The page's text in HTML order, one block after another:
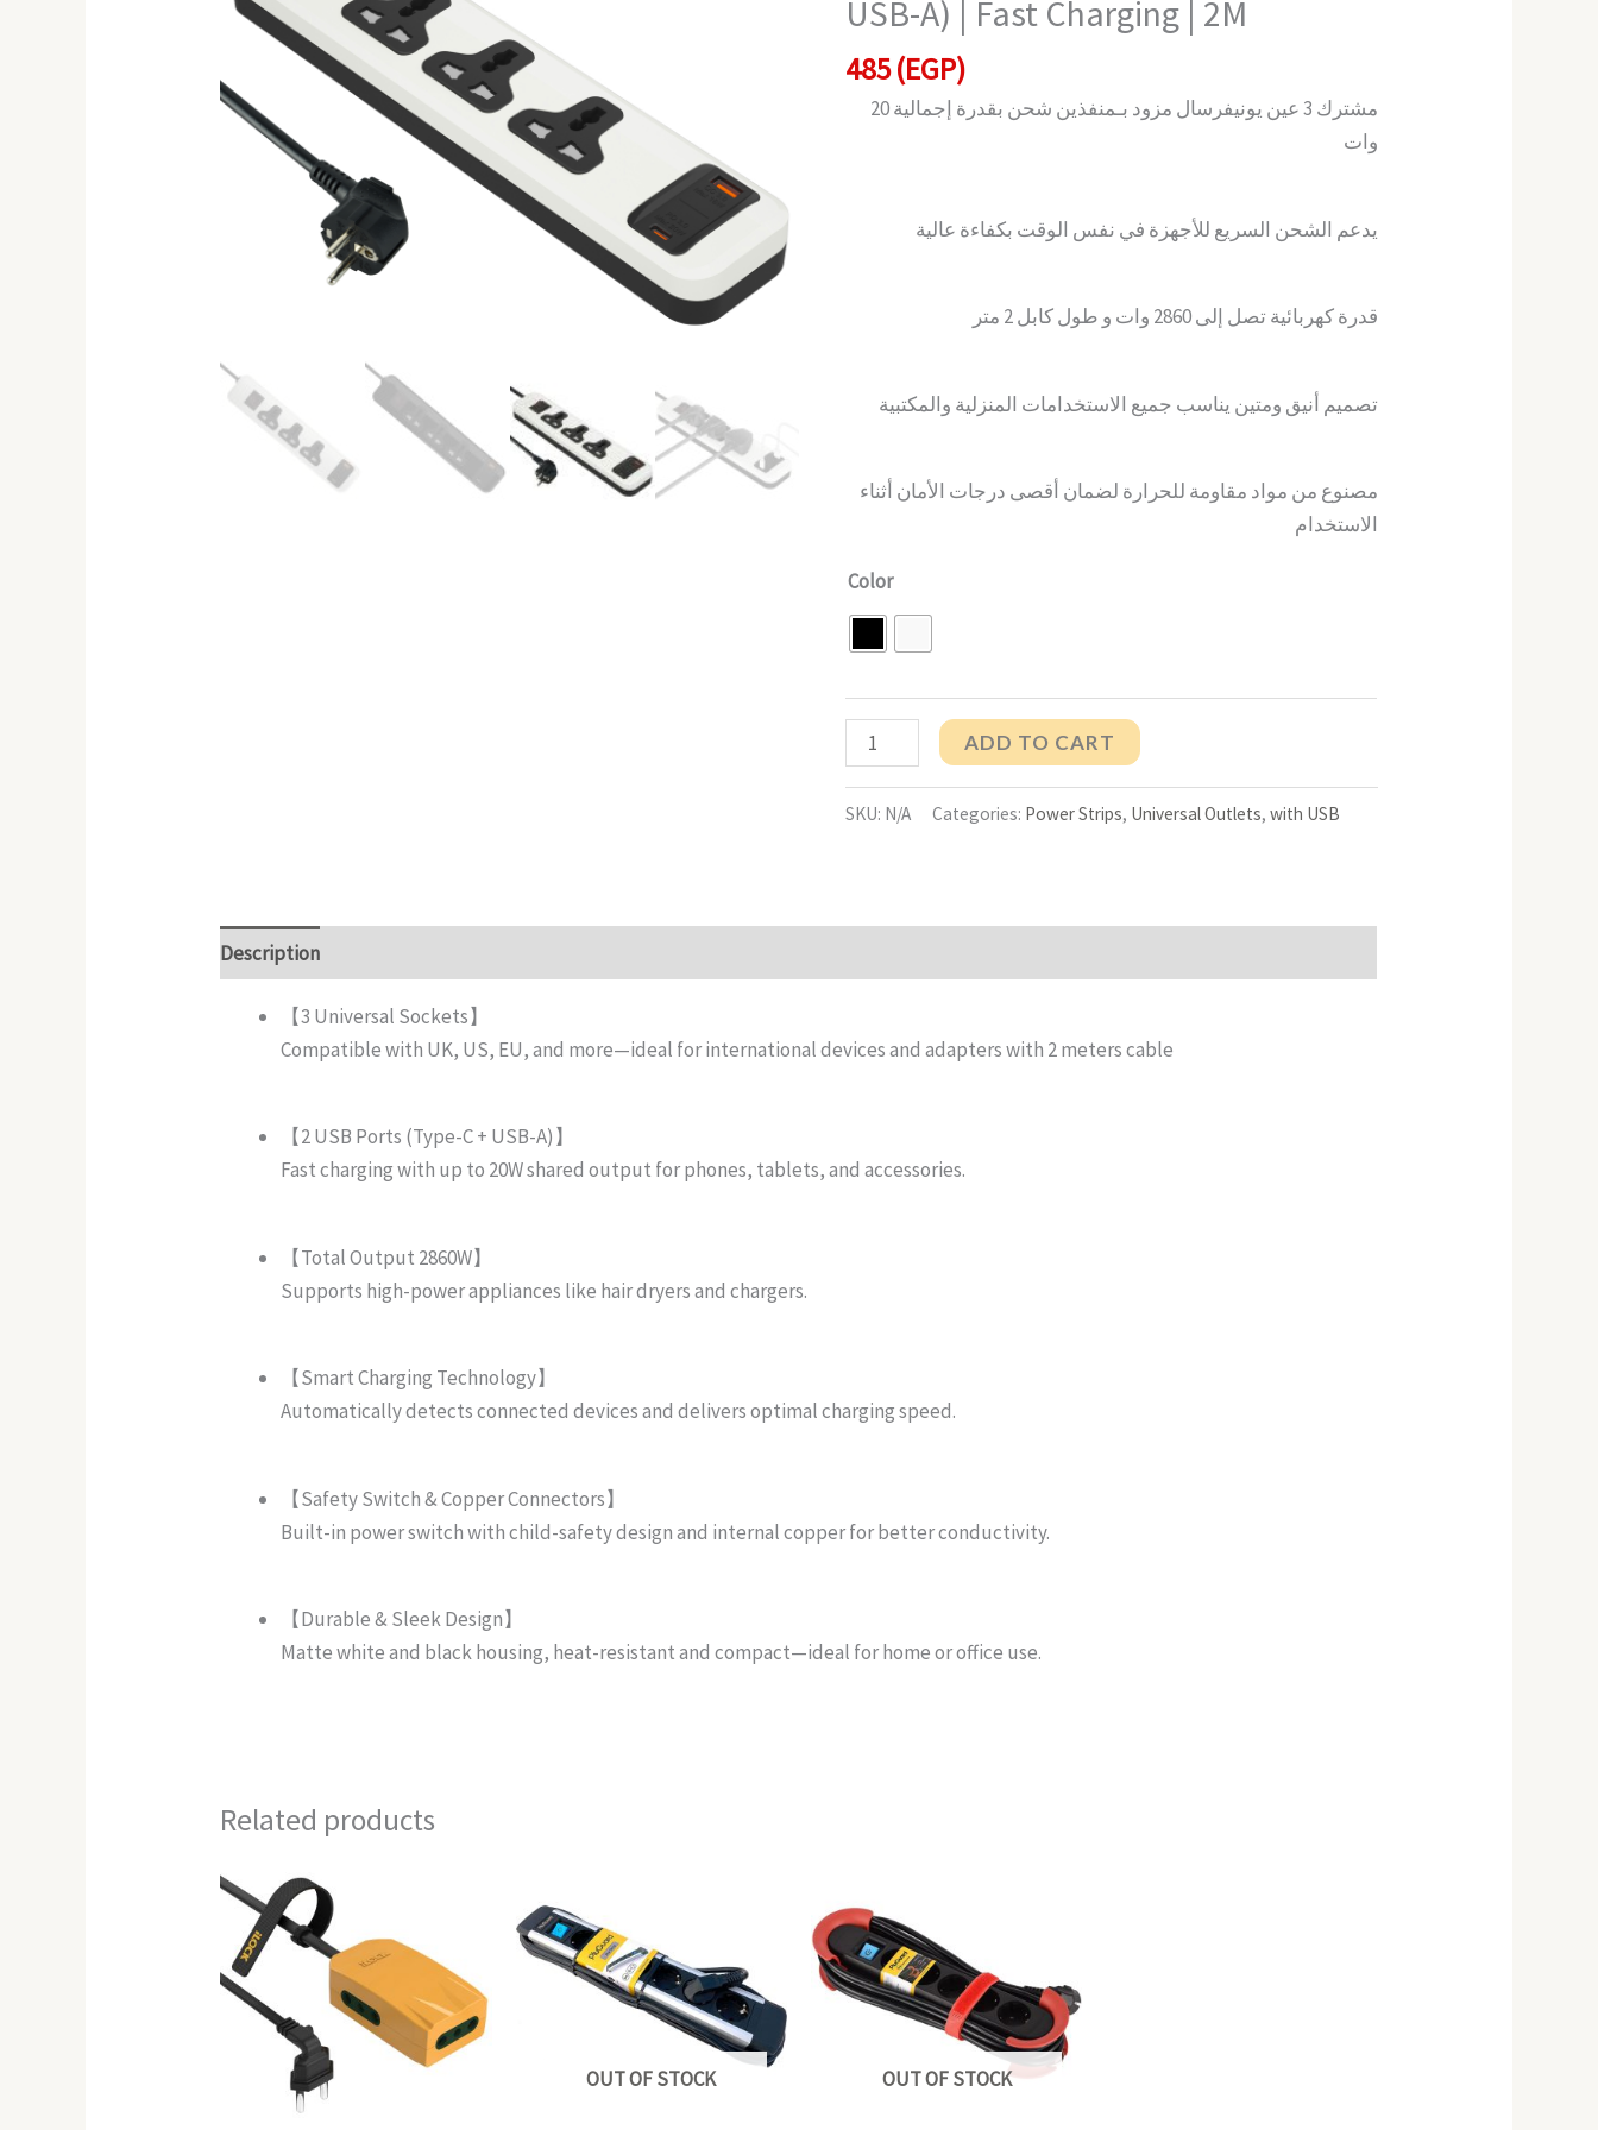
USB-A) | Fast Charging | 2M
485(EGP)
مشترك 3 عين يونيفرسال مزود بـمنفذين شحن بقدرة إجمالية 20
وات
يدعم الشحن السريع للأجهزة في نفس الوقت بكفاءة عالية
قدرة كهربائية تصل إلى 2860 وات و طول كابل 2 متر
تصميم أنيق ومتين يناسب جميع الاستخدامات المنزلية والمكتبية
مصنوع من مواد مقاومة للحرارة لضمان أقصى درجات الأمان أثناء
الاستخدام
Color
2
USB
Ports
ADD TO CART
SKU: N/A Categories: Power Strips, Universal Outlets, with USB
Description
【3 Universal Sockets】
Compatible with UK, US, EU, and more—ideal for international devices and adapters with 2 meters cable
【2 USB Ports (Type-C + USB-A)】
Fast charging with up to 20W shared output for phones, tablets, and accessories.
【Total Output 2860W】
Supports high-power appliances like hair dryers and chargers.
【Smart Charging Technology】
Automatically detects connected devices and delivers optimal charging speed.
【Safety Switch & Copper Connectors】
Built-in power switch with child-safety design and internal copper for better conductivity.
【Durable & Sleek Design】
Matte white and black housing, heat-resistant and compact—ideal for home or office use.
Related products
OUT OF STOCK OUT OF STOCK